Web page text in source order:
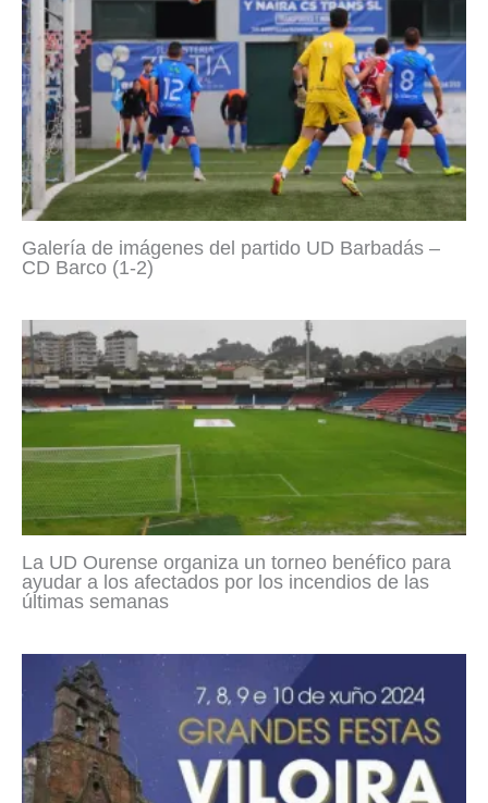
Galería de imágenes del partido UD Barbadás –
CD Barco (1-2)
La UD Ourense organiza un torneo benéfico para
ayudar a los afectados por los incendios de las
últimas semanas